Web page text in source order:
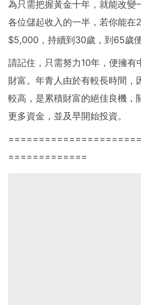
為只需把握黃金十年，就能改變
各位儲起收入的一半，若你能在
$5,000，持續到30歲，到65歲
請記住，只需努力10年，便擁有
財富。年青人由於有較長時間，
較高，是累積財富的絕佳良機，
更多資金，並及早開始投資。
=============